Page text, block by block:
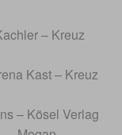
– Kreuz
Kast – Kreuz
– Kösel Verlag